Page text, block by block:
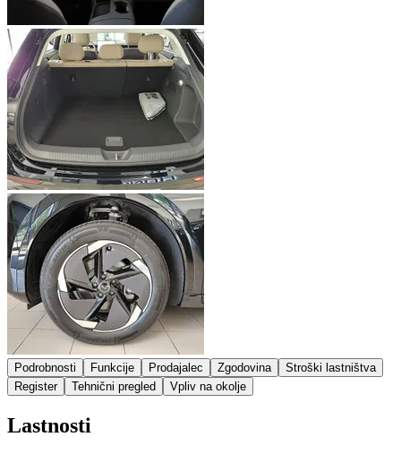
Podrobnosti Funkcije Prodajalec Zgodovina
Stroški lastništva
Register
Tehnični pregled Vpliv na okolje
Lastnosti